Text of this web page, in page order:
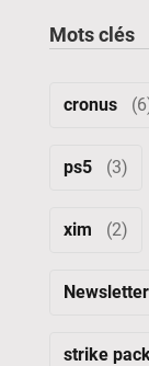
Mots clés
cronus
ps5 (3)
xim (2)
Newsletter
strike